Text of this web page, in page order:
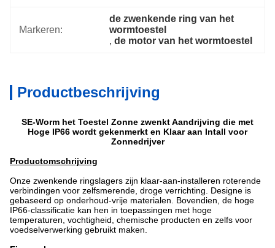
Markeren:
de zwenkende ring van het
wormtoestel
, de motor van het wormtoestel
Productbeschrijving
SE-Worm het Toestel Zonne zwenkt Aandrijving die met
Hoge IP66 wordt gekenmerkt en Klaar aan Intall voor
Zonnedrijver
Productomschrijving
Onze zwenkende ringslagers zijn klaar-aan-installeren roterende
verbindingen voor zelfsmerende, droge verrichting. Designe is
gebaseerd op onderhoud-vrije materialen. Bovendien, de hoge
IP66-classificatie kan hen in toepassingen met hoge
temperaturen, vochtigheid, chemische producten en zelfs voor
voedselverwerking gebruikt maken.